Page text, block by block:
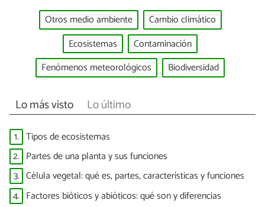
Otros medio ambiente
Cambio climático
Ecosistemas
Contaminación
Fenómenos meteorológicos
Biodiversidad
Lo más visto Lo último
1. Tipos de ecosistemas
2. Partes de una planta y sus funciones
3. Célula vegetal: qué es, partes, características y funciones
4. Factores bióticos y abióticos: qué son y diferencias